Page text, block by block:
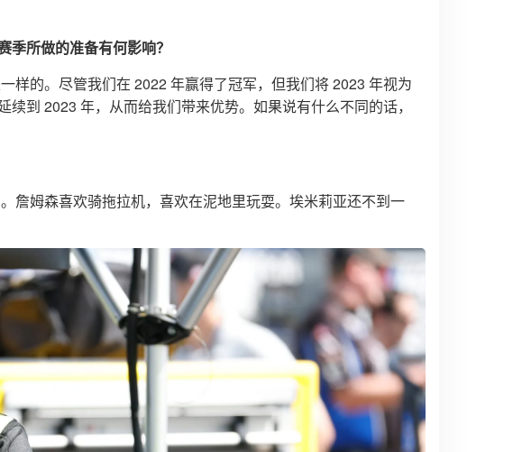
所做的准备有何影响？
样的。尽管我们在 2022 年赢得了冠军，但我们将 2023 年视为
到 2023 年，从而给我们带来优势。如果说有什么不同的话，
詹姆森喜欢骑拖拉机，喜欢在泥地里玩耍。埃米莉亚还不到一